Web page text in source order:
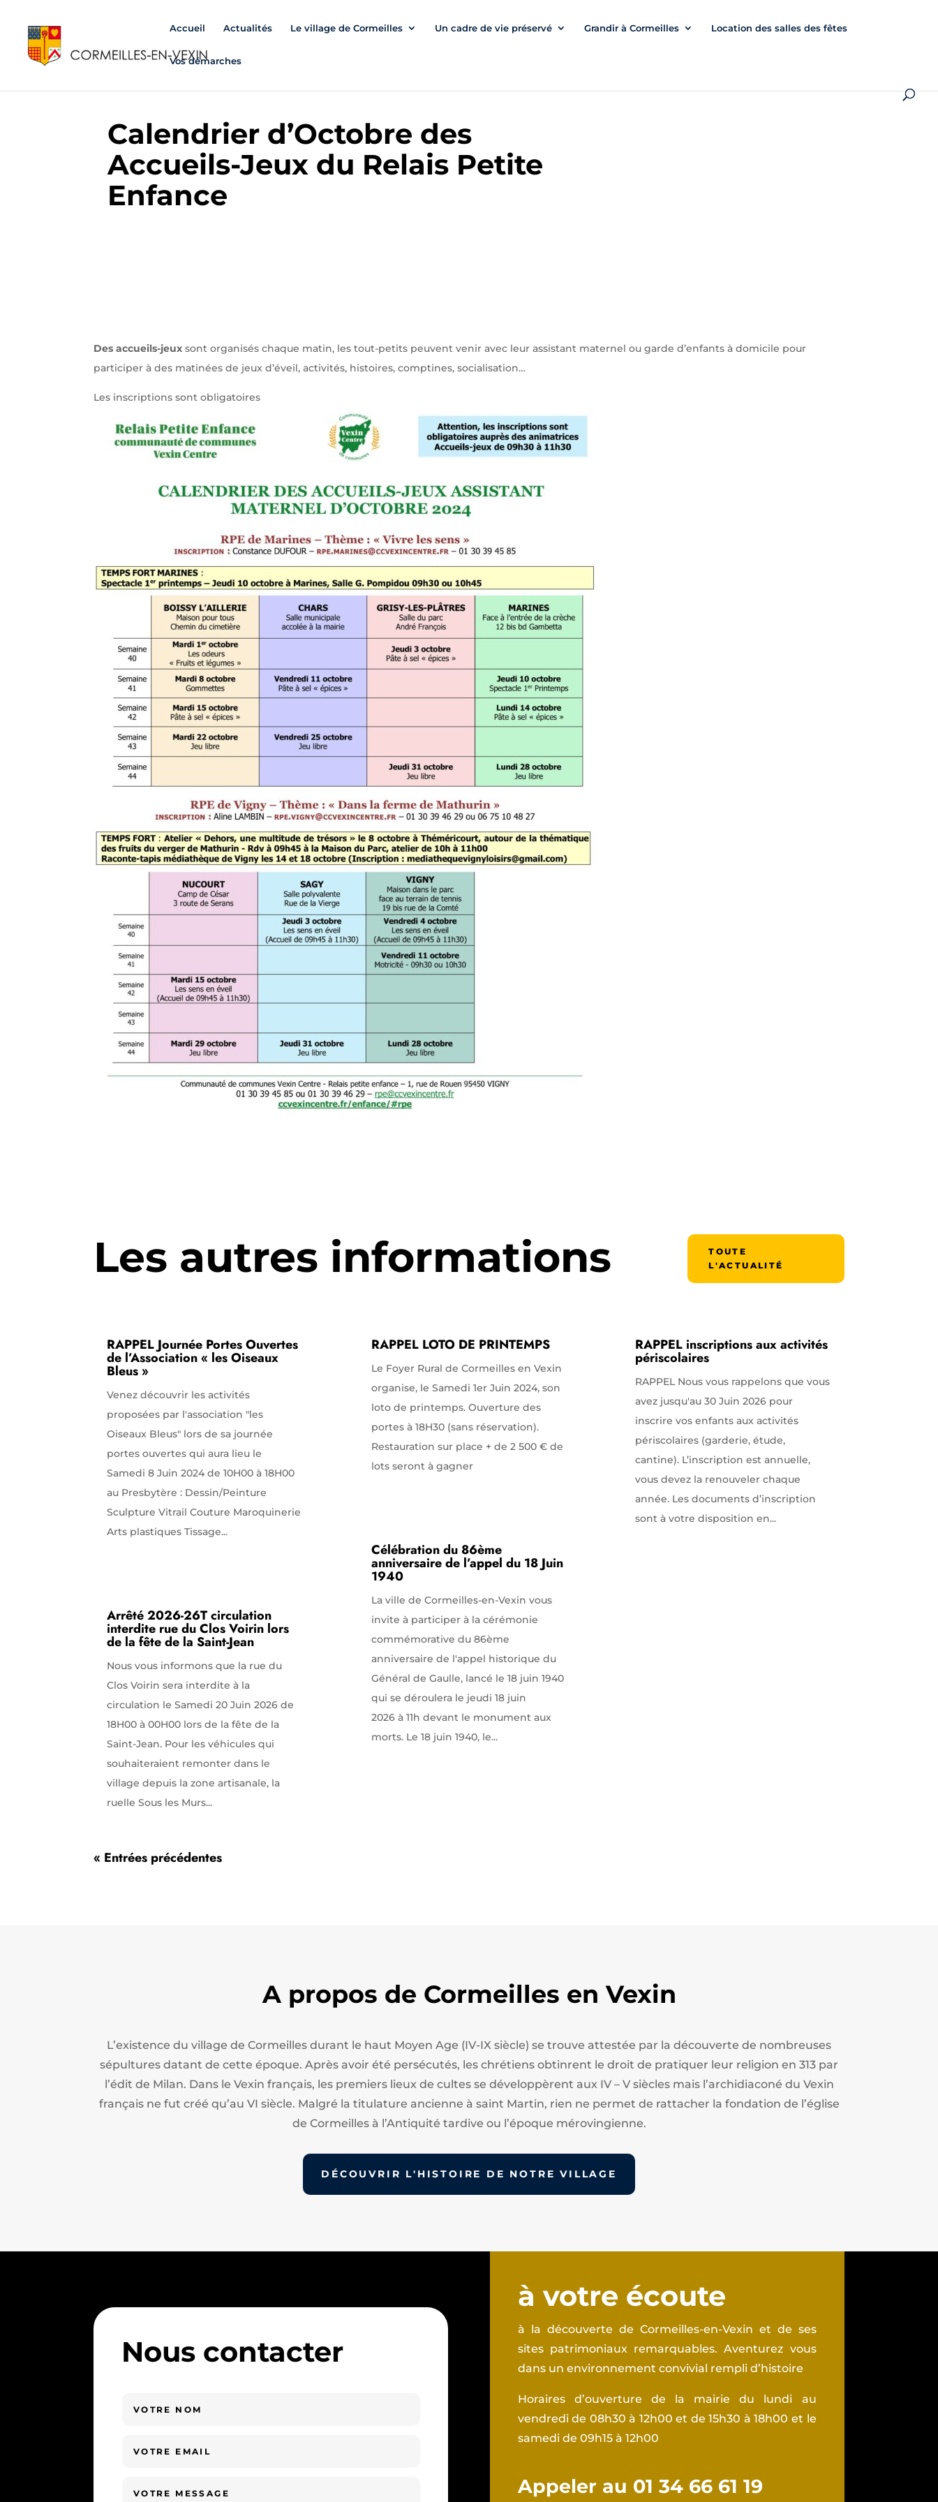
Accueil Actualités Le village de Cormeilles Un cadre de vie préservé Grandir à Cormeilles Location des salles des fêtes
Vos démarches
Calendrier d’Octobre des
Accueils-Jeux du Relais Petite
Enfance
Des accueils-jeux sont organisés chaque matin, les tout-petits peuvent venir avec leur assistant maternel ou garde d’enfants à domicile pour
participer à des matinées de jeux d’éveil, activités, histoires, comptines, socialisation…
Les inscriptions sont obligatoires
Les autres informations
TOUTE
L'ACTUALITÉ
RAPPEL Journée Portes Ouvertes
de l’Association « les Oiseaux
Bleus »
Venez découvrir les activités
proposées par l'association "les
Oiseaux Bleus" lors de sa journée
portes ouvertes qui aura lieu le
Samedi 8 Juin 2024 de 10H00 à 18H00
au Presbytère : Dessin/Peinture
Sculpture Vitrail Couture Maroquinerie
Arts plastiques Tissage...
Arrêté 2026-26T circulation
interdite rue du Clos Voirin lors
de la fête de la Saint-Jean
Nous vous informons que la rue du
Clos Voirin sera interdite à la
circulation le Samedi 20 Juin 2026 de
18H00 à 00H00 lors de la fête de la
Saint-Jean. Pour les véhicules qui
souhaiteraient remonter dans le
village depuis la zone artisanale, la
ruelle Sous les Murs...
RAPPEL LOTO DE PRINTEMPS
Le Foyer Rural de Cormeilles en Vexin
organise, le Samedi 1er Juin 2024, son
loto de printemps. Ouverture des
portes à 18H30 (sans réservation).
Restauration sur place + de 2 500 € de
lots seront à gagner
Célébration du 86ème
anniversaire de l’appel du 18 Juin
1940
La ville de Cormeilles-en-Vexin vous
invite à participer à la cérémonie
commémorative du 86ème
anniversaire de l'appel historique du
Général de Gaulle, lancé le 18 juin 1940
qui se déroulera le jeudi 18 juin
2026 à 11h devant le monument aux
morts. Le 18 juin 1940, le...
RAPPEL inscriptions aux activités
périscolaires
RAPPEL Nous vous rappelons que vous
avez jusqu'au 30 Juin 2026 pour
inscrire vos enfants aux activités
périscolaires (garderie, étude,
cantine). L’inscription est annuelle,
vous devez la renouveler chaque
année. Les documents d’inscription
sont à votre disposition en...
« Entrées précédentes
A propos de Cormeilles en Vexin
L’existence du village de Cormeilles durant le haut Moyen Age (IV-IX siècle) se trouve attestée par la découverte de nombreuses
sépultures datant de cette époque. Après avoir été persécutés, les chrétiens obtinrent le droit de pratiquer leur religion en 313 par
l’édit de Milan. Dans le Vexin français, les premiers lieux de cultes se développèrent aux IV – V siècles mais l’archidiaconé du Vexin
français ne fut créé qu’au VI siècle. Malgré la titulature ancienne à saint Martin, rien ne permet de rattacher la fondation de l’église
de Cormeilles à l’Antiquité tardive ou l’époque mérovingienne.
DÉCOUVRIR L'HISTOIRE DE NOTRE VILLAGE
Nous contacter
à votre écoute
à la découverte de Cormeilles-en-Vexin et de ses
sites patrimoniaux remarquables. Aventurez vous
dans un environnement convivial rempli d’histoire
Horaires d’ouverture de la mairie du lundi au
vendredi de 08h30 à 12h00 et de 15h30 à 18h00 et le
samedi de 09h15 à 12h00
Appeler au 01 34 66 61 19